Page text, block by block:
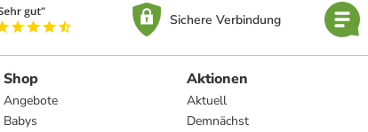
Sichere Verbindung
Shop
Angebote
Babys
Aktionen
Aktuell
Demnächst